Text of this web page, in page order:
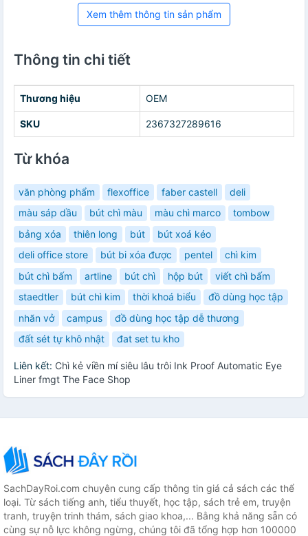
Xem thêm thông tin sản phẩm
Thông tin chi tiết
Thương hiệu OEM
SKU 2367327289616
Từ khóa
văn phòng phẩm flexoffice faber castell
deli
màu sáp dầu
bút chì màu màu chì marco
tombow
bảng xóa
thiên long bút
bút xoá kéo
deli office store
bút bi xóa được pentel
chì kim
bút chì bấm
artline bút chì hộp bút
viết chì bấm
staedtler
bút chì kim thời khoá biểu
đồ dùng học tập
nhãn vở
campus
đồ dùng học tập dễ thương
đất sét tự khô nhật
đat set tu kho
Liên kết: Chì kẻ viền mí siêu lâu trôi Ink Proof Automatic Eye
Liner fmgt The Face Shop
SachDayRoi.com chuyên cung cấp thông tin giá cả sách các thể
loại. Từ sách tiếng anh, tiểu thuyết, học tập, sách trẻ em, truyện
tranh, truyện trinh thám, sách giao khoa,... Bằng khả năng sẵn có
cùng sự nỗ lực không ngừng, chúng tôi đã tổng hợp hơn 100000